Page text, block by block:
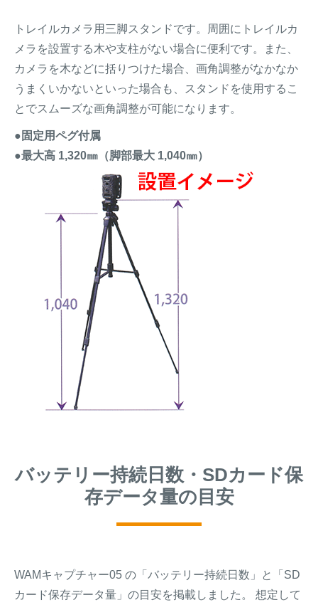
トレイルカメラ用三脚スタンドです。周囲にトレイルカ
メラを設置する木や支柱がない場合に便利です。また、
カメラを木などに括りつけた場合、画角調整がなかなか
うまくいかないといった場合も、スタンドを使用するこ
とでスムーズな画角調整が可能になります。
●固定用ペグ付属
●最大高 1,320㎜（脚部最大 1,040㎜）
バッテリー持続日数・SDカード保
存データ量の目安
WAMキャプチャー05 の「バッテリー持続日数」と「SD
カード保存データ量」の目安を掲載しました。 想定して